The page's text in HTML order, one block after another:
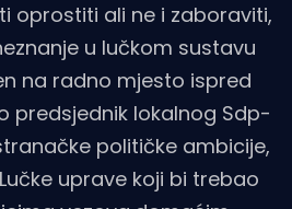
oprostiti ali ne i zaboraviti,
u lučkom sustavu
na radno mjesto ispred
predsjednik lokalnog Sdp-
političke ambicije,
uprave koji bi trebao